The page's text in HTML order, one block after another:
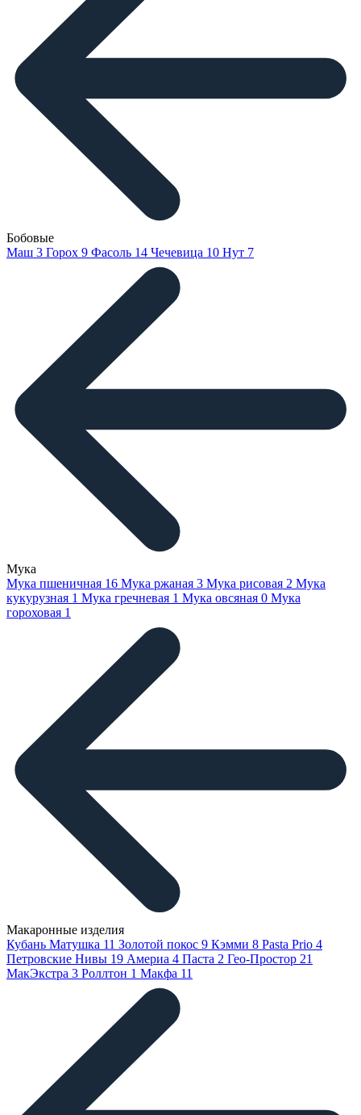
Бобовые
Маш 3 Горох 9 Фасоль 14 Чечевица 10 Нут 7
Мука
Мука пшеничная 16 Мука ржаная 3 Мука рисовая 2 Мука
кукурузная 1 Мука гречневая 1 Мука овсяная 0 Мука
гороховая 1
Макаронные изделия
Кубань Матушка 11 Золотой покос 9 Кэмми 8 Pasta Prio 4
Петровские Нивы 19 Америа 4 Паста 2 Гео-Простор 21
МакЭкстра 3 Роллтон 1 Макфа 11